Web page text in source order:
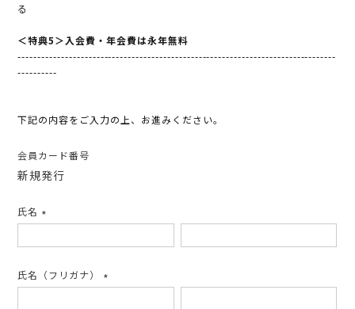
る
＜特典5＞入会費・年会費は永年無料
---------------------------------------------------------------------------------
----------
下記の内容をご入力の上、お進みください。
会員カード番号
新規発行
氏名
須)
氏名（フリガナ）